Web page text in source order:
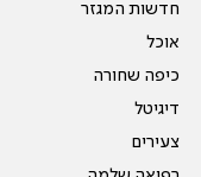
חדשות המגזר
אוכל
כיפה שחורה
דיגיטל
צעירים